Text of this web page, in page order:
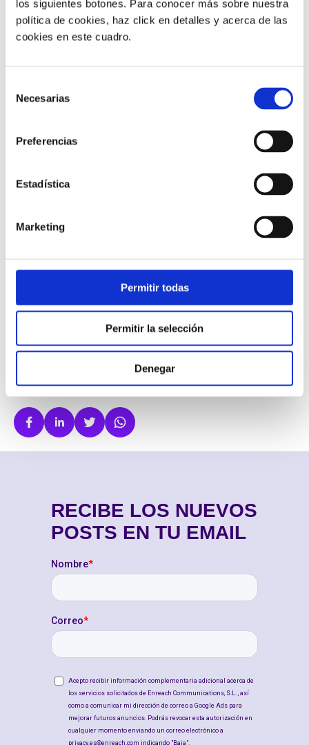
los siguientes botones. Para conocer más sobre nuestra
política de cookies, haz click en detalles y acerca de las
cookies en este cuadro.
Necesarias
Preferencias
Estadística
Marketing
Permitir todas
Permitir la selección
Denegar
infraestructura unificada eficiente paramejorar las
capacidades de comunicación.
Laaudioconferencia y vídeoconferencia
rápido crecimiento
diversas soluciones de UC.
BLOG
Atención al cliente Noticias
Otros
Sistemas de telefonía empresarial
COMPARTIR